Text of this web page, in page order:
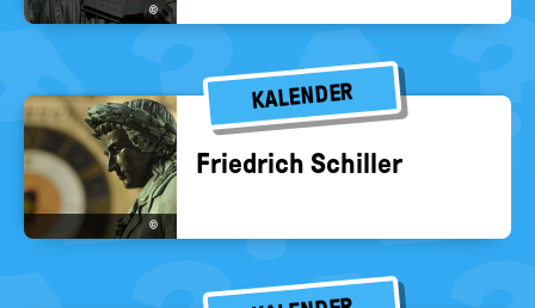
©
KALENDER
©
Fried­rich Schil­ler